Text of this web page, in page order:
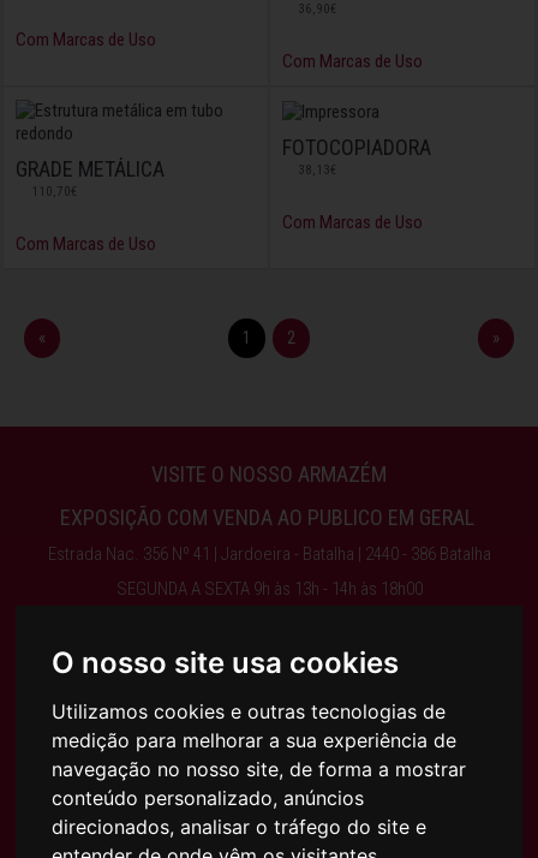
O nosso site usa cookies
Utilizamos cookies e outras tecnologias de
medição para melhorar a sua experiência de
navegação no nosso site, de forma a mostrar
conteúdo personalizado, anúncios
direcionados, analisar o tráfego do site e
Com Marcas de Uso
36,90€
Com Marcas de Uso
GRADE METÁLICA
110,70€
Com Marcas de Uso
FOTOCOPIADORA
38,13€
Com Marcas de Uso
« 1 2 »
VISITE O NOSSO ARMAZÉM
EXPOSIÇÃO COM VENDA AO PUBLICO EM GERAL
Estrada Nac. 356 Nº 41 | Jardoeira - Batalha | 2440 - 386 Batalha
SEGUNDA A SEXTA 9h às 13h - 14h às 18h00
244 768 525 | 917 075 003 | INFO@AJFILHOS.PT